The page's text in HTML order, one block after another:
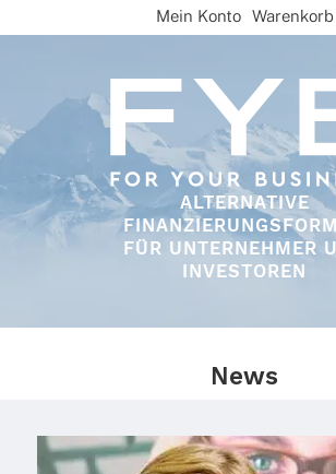
to
ALTERNATIVE
FÜR UNTERNEHMER
INVESTOREN
Mein Konto Warenkorb
News